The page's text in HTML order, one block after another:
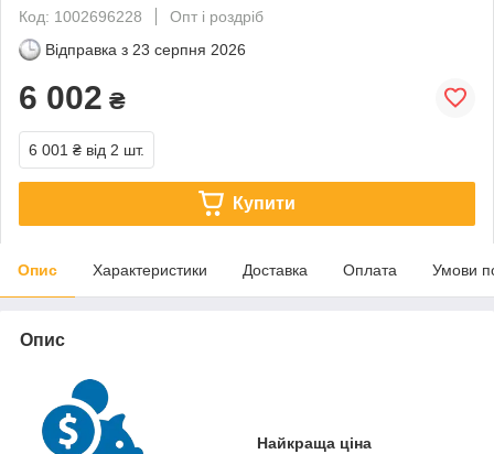
Код: 1002696228
Опт і роздріб
Відправка з 23 серпня 2026
6 002 ₴
6 001 ₴ від 2 шт.
Купити
Опис Характеристики Доставка Оплата Умови
Опис
Найкраща ціна